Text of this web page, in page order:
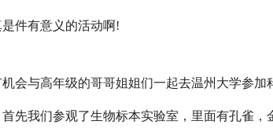
件有意义的活动啊!
会与高年级的哥哥姐姐们一起去温州大学参加
先我们参观了生物标本实验室，里面有孔雀，